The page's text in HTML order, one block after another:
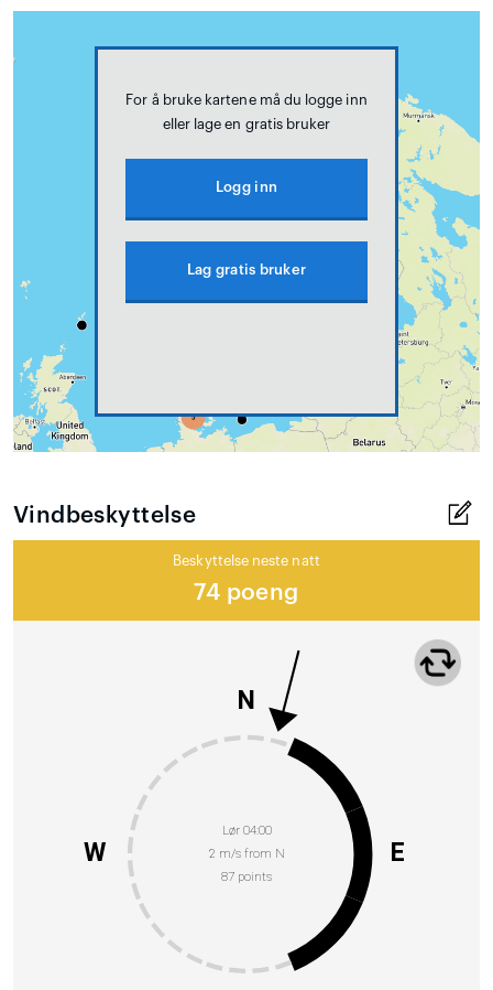
For å bruke kartene må du logge inn
eller lage en gratis bruker
Logg inn
Lag gratis bruker
Vindbeskyttelse
Beskyttelse neste natt
74 poeng
Lør 04:00
2 m/s from N
87 points
N
E
W